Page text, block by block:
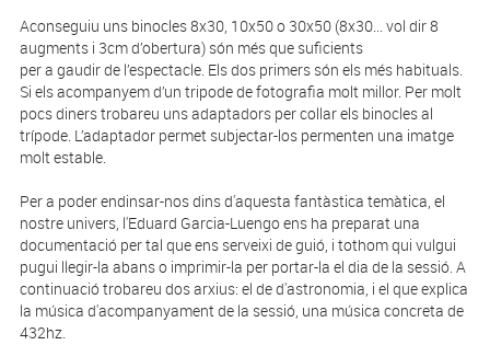
Aconseguiu uns binocles 8x30, 10x50 o 30x50 (8x30... vol dir 8
augments i 3cm d’obertura) són més que suficients
per a gaudir de l’espectacle. Els dos primers són els més habituals.
Si els acompanyem d’un tripode de fotografia molt millor. Per molt
pocs diners trobareu uns adaptadors per collar els binocles al
trípode. L’adaptador permet subjectar-los permenten una imatge
molt estable.
Per a poder endinsar-nos dins d'aquesta fantàstica temàtica, el
nostre univers, l'Eduard Garcia-Luengo ens ha preparat una
documentació per tal que ens serveixi de guió, i tothom qui vulgui
pugui llegir-la abans o imprimir-la per portar-la el dia de la sessió. A
continuació trobareu dos arxius: el de d'astronomia, i el que explica
la música d'acompanyament de la sessió, una música concreta de
432hz.